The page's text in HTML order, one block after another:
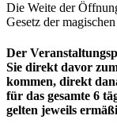
Die Weite der
Gesetz der
Der
Sie direkt davor
kommen, direkt
für das gesamte 6
gelten jeweils